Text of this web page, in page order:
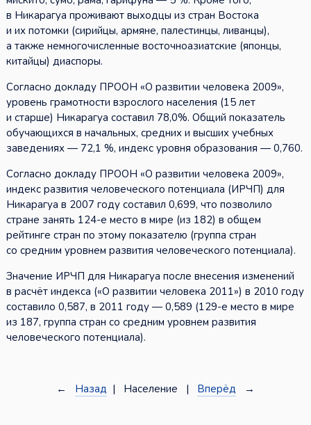
в Никарагуа проживают выходцы из стран Востока
и их потомки (сирийцы, армяне, палестинцы, ливанцы),
а также немногочисленные восточноазиатские (японцы,
китайцы) диаспоры.
Согласно докладу ПРООН «О развитии человека 2009»,
уровень грамотности взрослого населения (15 лет
и старше) Никарагуа составил 78,0%. Общий показатель
обучающихся в начальных, средних и высших учебных
заведениях — 72,1 %, индекс уровня образования — 0,760.
Согласно докладу ПРООН «О развитии человека 2009»,
индекс развития человеческого потенциала (ИРЧП) для
Никарагуа в 2007 году составил 0,699, что позволило
стране занять 124-е место в мире (из 182) в общем
рейтинге стран по этому показателю (группа стран
со средним уровнем развития человеческого потенциала).
Значение ИРЧП для Никарагуа после внесения изменений
в расчёт индекса («О развитии человека 2011») в 2010 году
составило 0,587, в 2011 году — 0,589 (129-е место в мире
из 187, группа стран со средним уровнем развития
человеческого потенциала).
← Назад | Население | Вперёд →